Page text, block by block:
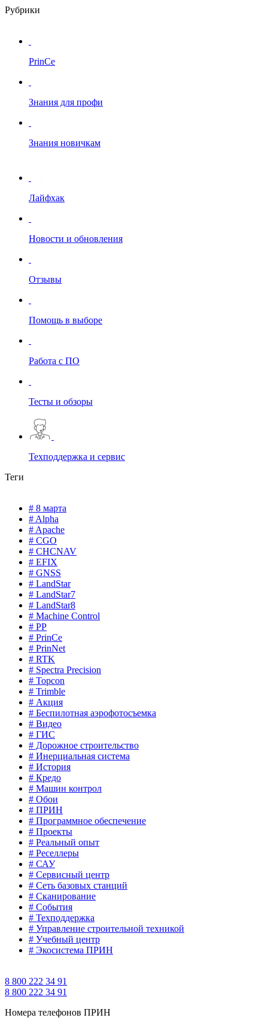
Рубрики
PrinCe
Знания для профи
Знания новичкам
Лайфхак
Новости и обновления
Отзывы
Помощь в выборе
Работа с ПО
Тесты и обзоры
Техподдержка и сервис
Теги
# 8 марта
# Alpha
# Apache
# CGO
# CHCNAV
# EFIX
# GNSS
# LandStar
# LandStar7
# LandStar8
# Machine Control
# PP
# PrinCe
# PrinNet
# RTK
# Spectra Precision
# Topcon
# Trimble
# Акция
# Беспилотная аэрофотосъемка
# Видео
# ГИС
# Дорожное строительство
# Инерциальная система
# История
# Кредо
# Машин контрол
# Обои
# ПРИН
# Программное обеспечение
# Проекты
# Реальный опыт
# Реселлеры
# САУ
# Сервисный центр
# Сеть базовых станций
# Сканирование
# События
# Техподдержка
# Управление строительной техникой
# Учебный центр
# Экосистема ПРИН
8 800 222 34 91
8 800 222 34 91
Номера телефонов ПРИН